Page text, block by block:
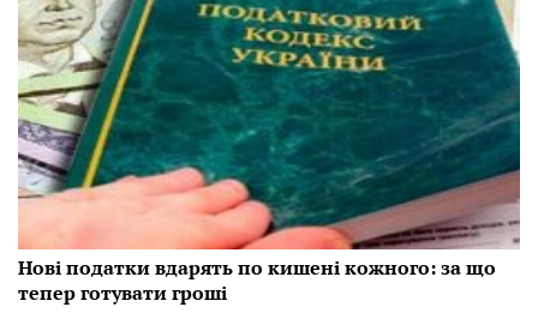
Нові податки вдарять по кишені кожного: за що
тепер готувати гроші